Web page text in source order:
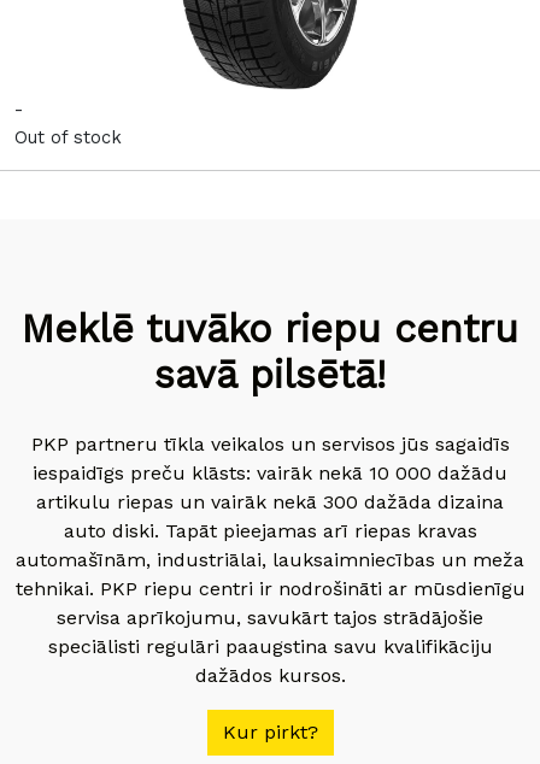
-
Out of stock
Meklē tuvāko riepu centru
savā pilsētā!
PKP partneru tīkla veikalos un servisos jūs sagaidīs
iespaidīgs preču klāsts: vairāk nekā 10 000 dažādu
artikulu riepas un vairāk nekā 300 dažāda dizaina
auto diski. Tapāt pieejamas arī riepas kravas
automašīnām, industriālai, lauksaimniecības un meža
tehnikai. PKP riepu centri ir nodrošināti ar mūsdienīgu
servisa aprīkojumu, savukārt tajos strādājošie
speciālisti regulāri paaugstina savu kvalifikāciju
dažādos kursos.
Kur pirkt?